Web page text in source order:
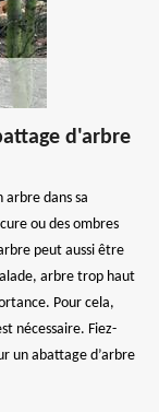
d'arbre
arbre dans sa
ou des ombres
peut aussi être
arbre trop haut
Pour cela,
nécessaire. Fiez-
un abattage d’arbre